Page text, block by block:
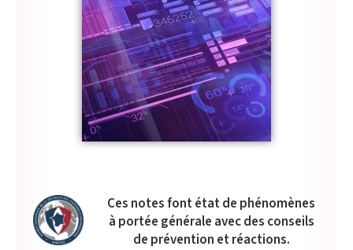
Ces notes font état de phénomènes
à portée générale avec des conseils
de prévention et réactions.